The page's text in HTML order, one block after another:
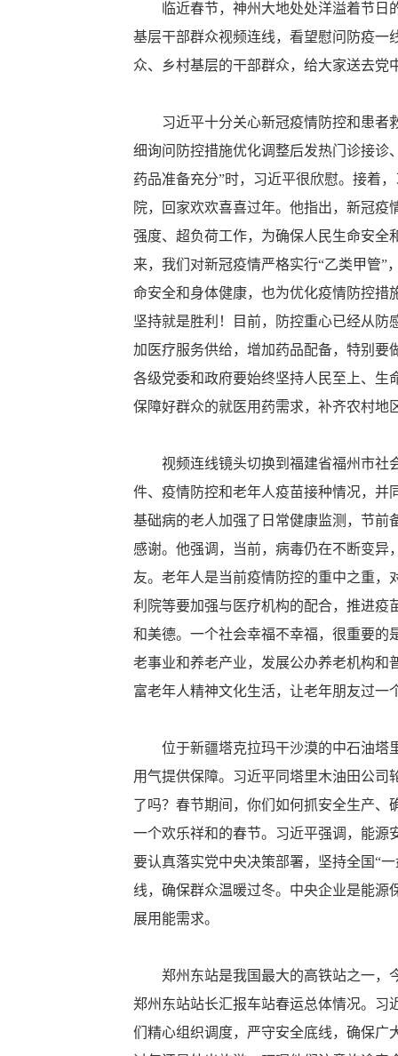
临近春节，神州大地处处洋溢着节日的
基层干部群众视频连线，看望慰问防疫一
众、乡村基层的干部群众，给大家送去党
习近平十分关心新冠疫情防控和患者救
细询问防控措施优化调整后发热门诊接诊
药品准备充分”时，习近平很欣慰。接着
院，回家欢欢喜喜过年。他指出，新冠
强度、超负荷工作，为确保人民生命安全
来，我们对新冠疫情严格实行“乙类甲管
命安全和身体健康，也为优化疫情防控措
坚持就是胜利！目前，防控重心已经从
加医疗服务供给，增加药品配备，特别要
各级党委和政府要始终坚持人民至上、生
保障好群众的就医用药需求，补齐农村地
视频连线镜头切换到福建省福州市社会
件、疫情防控和老年人疫苗接种情况，并
基础病的老人加强了日常健康监测，节前
感谢。他强调，当前，病毒仍在不断变异
友。老年人是当前疫情防控的重中之重
利院等要加强与医疗机构的配合，推进疫
和美德。一个社会幸福不幸福，很重要的
老事业和养老产业，发展公办养老机构和
富老年人精神文化生活，让老年朋友过一
位于新疆塔克拉玛干沙漠的中石油塔里
用气提供保障。习近平同塔里木油田公
了吗？春节期间，你们如何抓安全生产
一个欢乐祥和的春节。习近平强调，能源
要认真落实党中央决策部署，坚持全国“
线，确保群众温暖过冬。中央企业是能源
展用能需求。
郑州东站是我国最大的高铁站之一，今
郑州东站站长汇报车站春运总体情况。习
们精心组织调度，严守安全底线，确保广